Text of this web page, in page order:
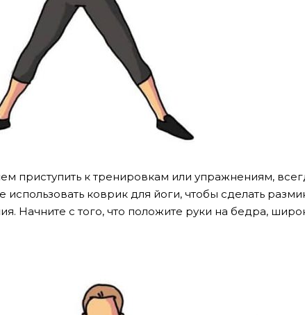
приступить к тренировкам или упражнениям,
коврик для йоги, чтобы сделать
Начните с того, что положите руки на бедра,